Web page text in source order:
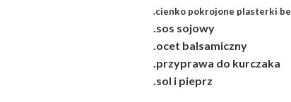
.cienko pokrojone plasterki
.sos sojowy
.ocet balsamiczny
.przyprawa do kurczaka
.sol i pieprz